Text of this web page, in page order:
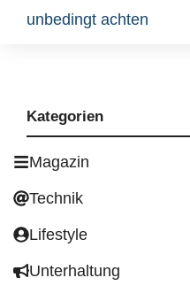
Kategorien
Magazin
Technik
Lifestyle
Unterhaltung